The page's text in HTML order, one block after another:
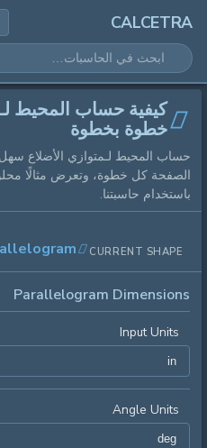
CALCETRA
الرياضيات
التحويلات
العلم
يومي
كيفية حساب المحيط
خطوة بخطوة
حساب المحيط لـمتوازي الأضلاع
الصفحة كل خطوة، وتعرض مثالًا
باستخدام حاسبتنا.
CURRENT SHAPE
Parallelogram Dimensions
Input Units
Angle Units